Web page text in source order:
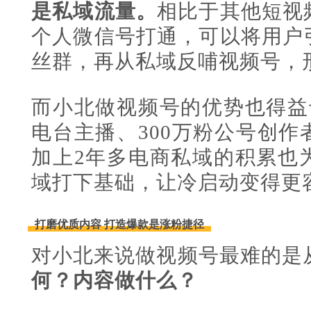
是私域流量。 相比于其他短视
个人微信号打通，可以将用
丝群，再从私域反哺视频号，
而小北做视频号的优势也得
电台主播、300万粉公号创作
加上2年多电商私域的积累也
域打下基础，让冷启动变得更
打磨优质内容 打造爆款是涨粉捷径
对小北来说做视频号最难的是
何？内容做什么？